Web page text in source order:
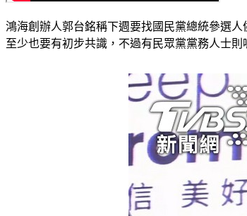
鴻海創辦人郭台銘稱下週要找國民黨總統參選
至少也要有初步共識，不過有民眾黨黨務人士